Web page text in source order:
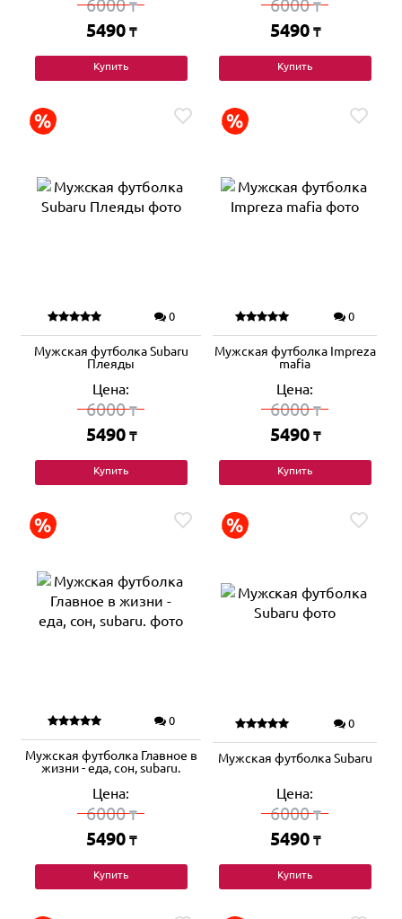
6000₸
5490 ₸
Купить
6000₸
5490 ₸
Купить
0
Мужская футболка Subaru
Плеяды
Цена:
6000₸
5490 ₸
Купить
0
Мужская футболка Impreza
mafia
Цена:
6000₸
5490 ₸
Купить
0
Мужская футболка Главное в
жизни - еда, сон, subaru.
Цена:
6000₸
5490 ₸
Купить
0
Мужская футболка Subaru
Цена:
6000₸
5490 ₸
Купить